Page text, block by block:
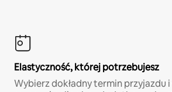
Elastyczność, której potrzebujesz
Wybierz dokładny termin przyjazdu